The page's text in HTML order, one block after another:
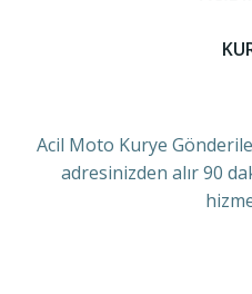
Acil Moto Kurye
adresinizden alır 90